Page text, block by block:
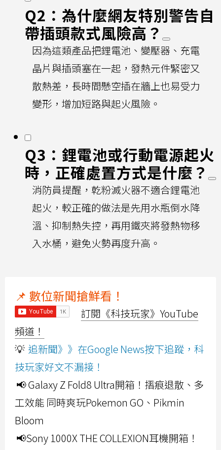
Q2：為什麼網友特別警告自
帶插頭款式風險高？
因為這類產品把鋰電池、變壓器、充電
晶片與插頭塞在一起，發熱元件緊密又
散熱差，長時間懸空插在牆上也易受力
變形，增加短路與起火風險。
Q3：鋰電池或行動電源起火
時，正確處置方式是什麼？
消防員提醒，乾粉滅火器不適合鋰電池
起火，較正確的做法是先用水瓶倒水降
溫、抑制熱失控，再用鐵夾將發熱物移
入水桶，避免火勢再度升高。
📌 數位新聞搶鮮看！
訂閱《科技玩家》YouTube
頻道！
💡 追新聞》》在Google News按下追蹤，科
技玩家好文不漏接！
📢 Galaxy Z Fold8 Ultra開箱！摺痕退散、多
工效能 同時爽玩Pokemon GO、Pikmin
Bloom
📢Sony 1000X THE COLLEXION耳機開箱！